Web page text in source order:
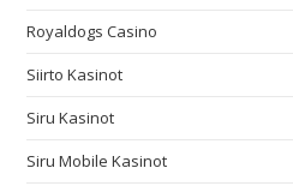
Royaldogs Casino
Siirto Kasinot
Siru Kasinot
Siru Mobile Kasinot